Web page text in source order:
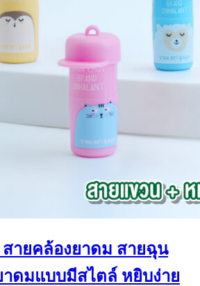
ายคล้องยาดม สายฉุน
ดมแบบมีสไตล์ หยิบง่าย